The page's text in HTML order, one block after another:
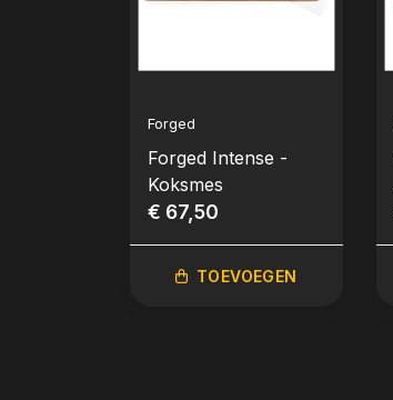
Forged
Forged Intense -
Koksmes
€ 67,50
TOEVOEGEN